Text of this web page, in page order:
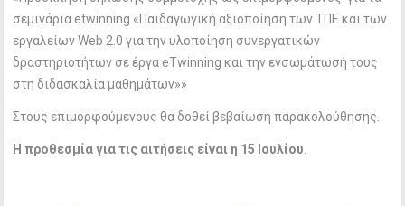
σεμινάρια etwinning «Παιδαγωγική αξιοποίηση των ΤΠΕ και των
εργαλείων Web 2.0 για την υλοποίηση συνεργατικών
δραστηριοτήτων σε έργα eTwinning και την ενσωμάτωσή τους
στη διδασκαλία μαθημάτων»»
Στους επιμορφούμενους θα δοθεί βεβαίωση παρακολούθησης.
Η προθεσμία για τις αιτήσεις είναι η 15 Ιουλίου